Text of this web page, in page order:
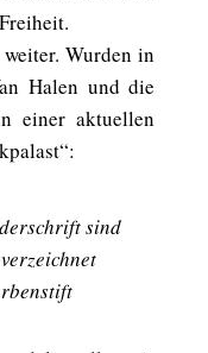
Wurden in
Halen und die
einer aktuellen
sind